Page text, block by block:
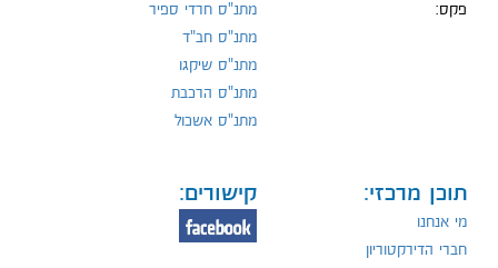
פקס:
מתנ"ס חרדי ספיר
מתנ"ס חב"ד
מתנ"ס שיקגו
מתנ"ס הרכבת
מתנ"ס אשכול
תוכן מרכזי:
מי אנחנו
חברי הדירקטוריון
קישורים: